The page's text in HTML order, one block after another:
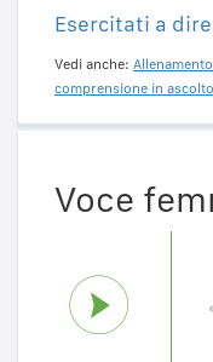
Esercitati a
Vedi anche:
comprensione in
Voce